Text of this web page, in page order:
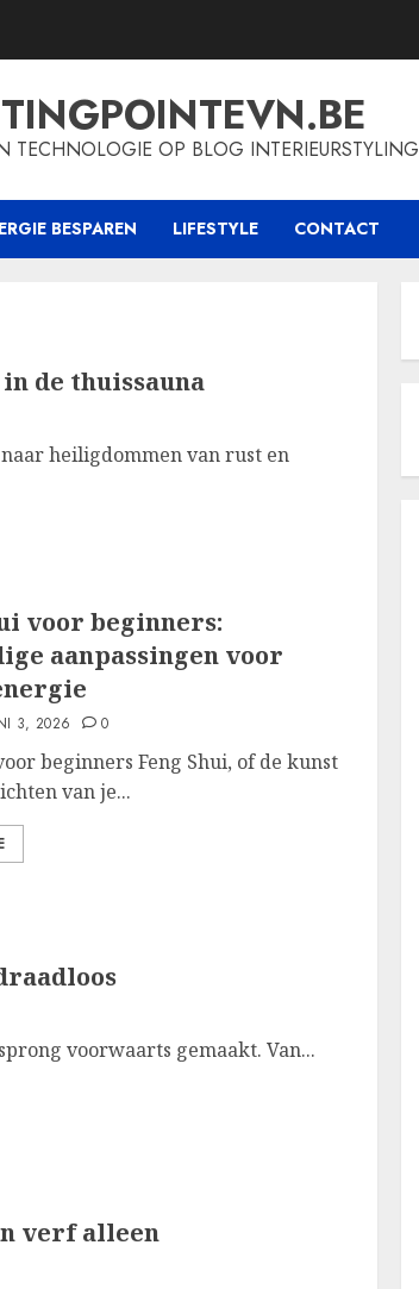
TECHNOLOGIE OP BLOG INTERIEURSTYLING
BESPAREN LIFESTYLE CONTACT
de thuissauna
heiligdommen van rust en
voor beginners:
aanpassingen voor
3, 2026 0
beginners Feng Shui, of de kunst
van je...
voorwaarts gemaakt. Van...
verf alleen